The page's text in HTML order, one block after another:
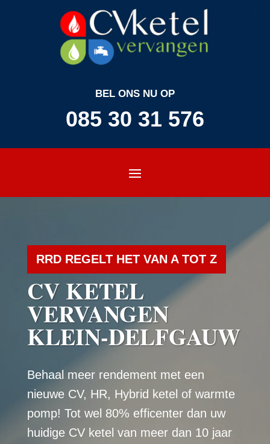
BEL ONS NU OP
085 30 31 576
RRD REGELT HET VAN A TOT Z
CV KETEL
VERVANGEN
KLEIN-DELFGAUW
Behaal meer rendement met een
nieuwe CV, HR, Hybrid ketel of warmte
pomp! Tot wel 80% efficenter dan uw
huidige CV ketel van meer dan 10 jaar